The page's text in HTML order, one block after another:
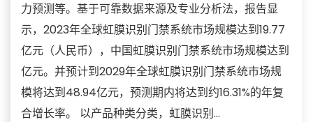
力预测等。基于可靠数据来源及专业分析法，报告显
示，2023年全球虹膜识别门禁系统市场规模达到19.77
亿元（人民币），中国虹膜识别门禁系统市场规模达到
亿元。并预计到2029年全球虹膜识别门禁系统市场规
模将达到48.94亿元，预测期内将达到约16.31%的年复
合增长率。 以产品种类分类，虹膜识别...